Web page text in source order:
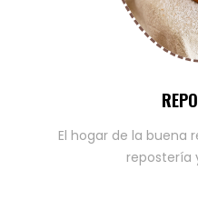
El hogar de la buena
repostería